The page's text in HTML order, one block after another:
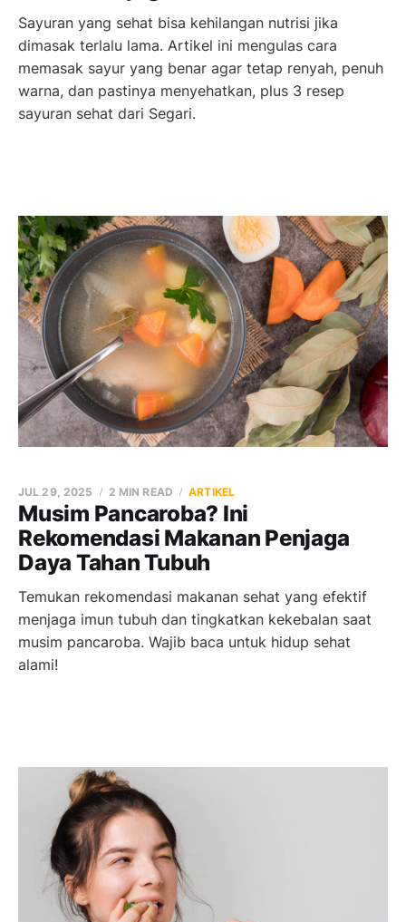
Sayuran yang sehat bisa kehilangan nutrisi jika
dimasak terlalu lama. Artikel ini mengulas cara
memasak sayur yang benar agar tetap renyah, penuh
warna, dan pastinya menyehatkan, plus 3 resep
sayuran sehat dari Segari.
Musim Pancaroba? Ini
Rekomendasi Makanan Penjaga
Daya Tahan Tubuh
JUL 29, 2025 2 MIN READ ARTIKEL
Temukan rekomendasi makanan sehat yang efektif
menjaga imun tubuh dan tingkatkan kekebalan saat
musim pancaroba. Wajib baca untuk hidup sehat
alami!